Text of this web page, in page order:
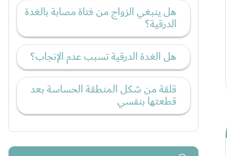
هل ينبغي الزواج من فتاة مصابة بالغدة
الدرقية؟
هل الغدة الدرقية تسبب عدم الإنجاب؟
قلقة من شكل المنطقة الحساسة بعد
قطعتها بنفسي